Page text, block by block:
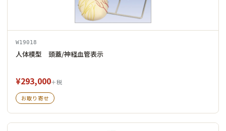
W19018
人体模型 頭蓋/神経血管表示
¥293,000＋税
お取り寄せ